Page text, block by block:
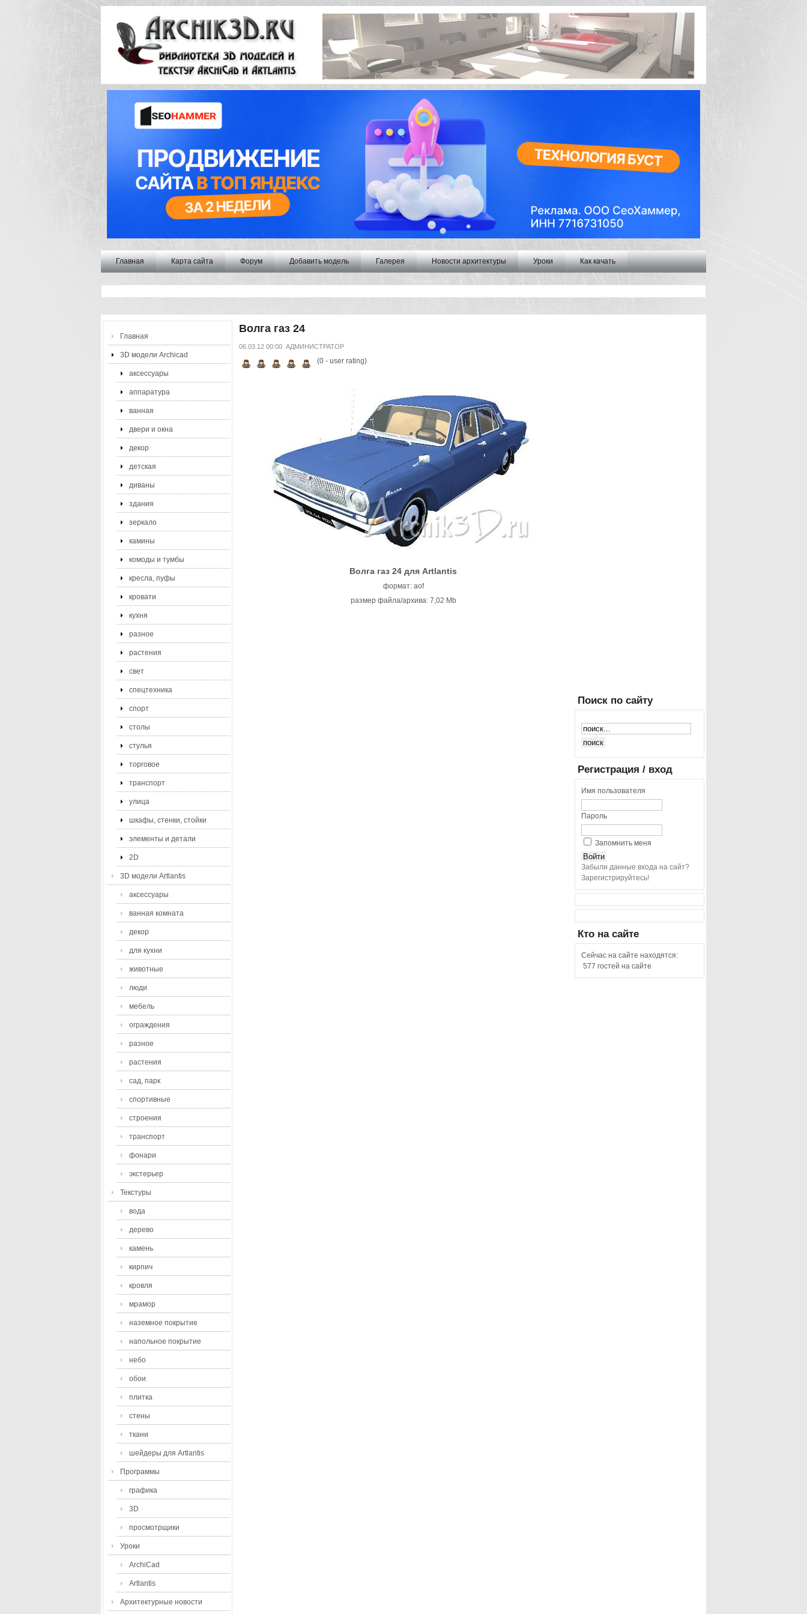
Главная Карта сайта Форум Добавить модель Галерея Новости архитектуры Уроки Как качать
Главная
3D модели Archicad
аксессуары
аппаратура
ванная
двери и окна
декор
детская
диваны
здания
зеркало
камины
комоды и тумбы
кресла, пуфы
кровати
кухня
разное
растения
свет
спецтехника
спорт
столы
стулья
торговое
транспорт
улица
шкафы, стенки, стойки
элементы и детали
2D
3D модели Artlantis
аксессуары
ванная комната
декор
для кухни
животные
люди
мебель
ограждения
разное
растения
сад, парк
спортивные
строения
транспорт
фонари
экстерьер
Текстуры
вода
дерево
камень
кирпич
кровля
мрамор
наземное покрытие
напольное покрытие
небо
обои
плитка
стены
ткани
шейдеры для Artlantis
Программы
графика
3D
просмотрщики
Уроки
ArchiCad
Artlantis
Архитектурные новости
Волга газ 24
06.03.12 00:00 АДМИНИСТРАТОР
(0- user rating)
Волга газ 24 для Artlantis
формат: aof
размер файла/архива: 7,02 Mb
Поиск по сайту
Регистрация / вход
Имя пользователя
Пароль
Запомнить меня
Забыли данные входа на сайт?
Зарегистрируйтесь!
Кто на сайте
Сейчас на сайте находятся:
577 гостей на сайте